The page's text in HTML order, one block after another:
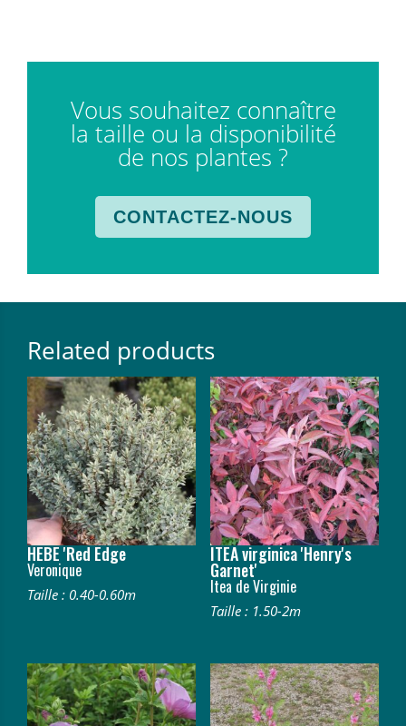
Vous souhaitez connaître
la taille ou la disponibilité
de nos plantes ?
CONTACTEZ-NOUS
Related products
HEBE 'Red Edge
Veronique
Taille : 0.40-0.60m
ITEA virginica 'Henry's
Garnet'
Itea de Virginie
Taille : 1.50-2m